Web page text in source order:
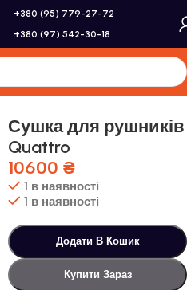
+380 (95) 779-27-72
+380 (97) 542-30-18
Сушка для рушників
Quattro
10600 ₴
1 в наявності
1 в наявності
Додати В Кошик
Купити Зараз